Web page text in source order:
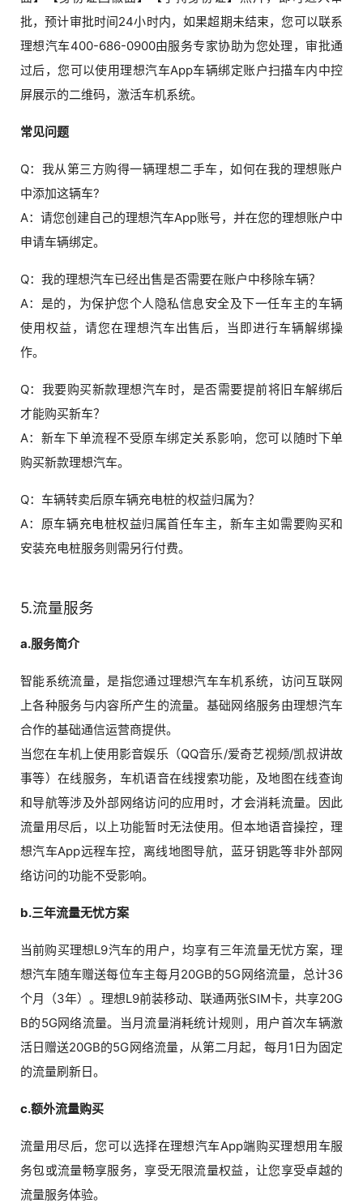
批，预计审批时间24小时内，如果超期未结束，您可以联系
理想汽车400-686-0900由服务专家协助为您处理，审批通
过后，您可以使用理想汽车App车辆绑定账户扫描车内中控
屏展示的二维码，激活车机系统。
常见问题
Q：我从第三方购得一辆理想二手车，如何在我的理想账户
中添加这辆车?
A：请您创建自己的理想汽车App账号，并在您的理想账户中
申请车辆绑定。
Q：我的理想汽车已经出售是否需要在账户中移除车辆？
A：是的，为保护您个人隐私信息安全及下一任车主的车辆
使用权益，请您在理想汽车出售后，当即进行车辆解绑操
作。
Q：我要购买新款理想汽车时，是否需要提前将旧车解绑后
才能购买新车？
A：新车下单流程不受原车绑定关系影响，您可以随时下单
购买新款理想汽车。
Q：车辆转卖后原车辆充电桩的权益归属为？
A：原车辆充电桩权益归属首任车主，新车主如需要购买和
安装充电桩服务则需另行付费。
5.流量服务
a.服务简介
智能系统流量，是指您通过理想汽车车机系统，访问互联网
上各种服务与内容所产生的流量。基础网络服务由理想汽车
合作的基础通信运营商提供。
当您在车机上使用影音娱乐（QQ音乐/爱奇艺视频/凯叔讲故
事等）在线服务，车机语音在线搜索功能，及地图在线查询
和导航等涉及外部网络访问的应用时，才会消耗流量。因此
流量用尽后，以上功能暂时无法使用。但本地语音操控，理
想汽车App远程车控，离线地图导航，蓝牙钥匙等非外部网
络访问的功能不受影响。
b.三年流量无忧方案
当前购买理想L9汽车的用户，均享有三年流量无忧方案，理
想汽车随车赠送每位车主每月20GB的5G网络流量，总计36
个月（3年）。理想L9前装移动、联通两张SIM卡，共享20G
B的5G网络流量。当月流量消耗统计规则，用户首次车辆激
活日赠送20GB的5G网络流量，从第二月起，每月1日为固定
的流量刷新日。
c.额外流量购买
流量用尽后，您可以选择在理想汽车App端购买理想用车服
务包或流量畅享服务，享受无限流量权益，让您享受卓越的
流量服务体验。